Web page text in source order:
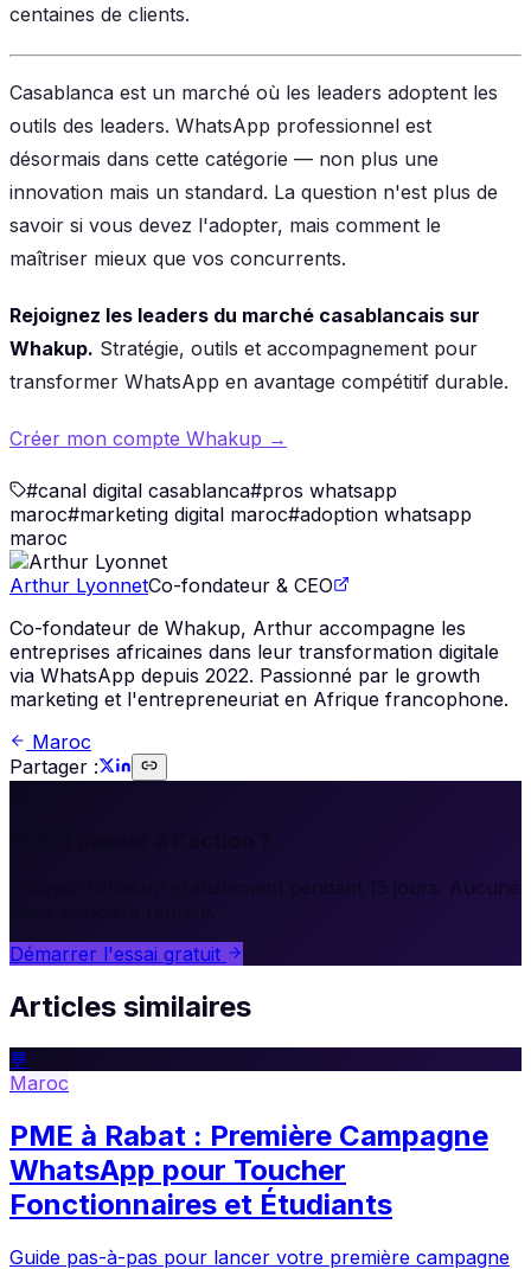
centaines de clients.
Casablanca est un marché où les leaders adoptent les
outils des leaders. WhatsApp professionnel est
désormais dans cette catégorie — non plus une
innovation mais un standard. La question n'est plus de
savoir si vous devez l'adopter, mais comment le
maîtriser mieux que vos concurrents.
Rejoignez les leaders du marché casablancais sur
Whakup. Stratégie, outils et accompagnement pour
transformer WhatsApp en avantage compétitif durable.
Créer mon compte Whakup →
#canal digital casablanca#pros whatsapp
maroc#marketing digital maroc#adoption whatsapp
maroc
Arthur LyonnetCo-fondateur & CEO
Co-fondateur de Whakup, Arthur accompagne les
entreprises africaines dans leur transformation digitale
via WhatsApp depuis 2022. Passionné par le growth
marketing et l'entrepreneuriat en Afrique francophone.
Maroc
Partager :
Essayez Whakup gratuitement pendant 15 jours. Aucune
Démarrer l'essai gratuit
Articles similaires
💬
Maroc
PME à Rabat : Première Campagne
WhatsApp pour Toucher
Fonctionnaires et Étudiants
Guide pas-à-pas pour lancer votre première campagne